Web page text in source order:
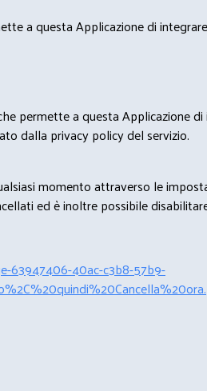
a questa Applicazione di
permette a questa Applicazione
dalla privacy policy del servizio.
momento attraverso le
ed è inoltre possibile
63947406-40ac-c3b8-57b9-